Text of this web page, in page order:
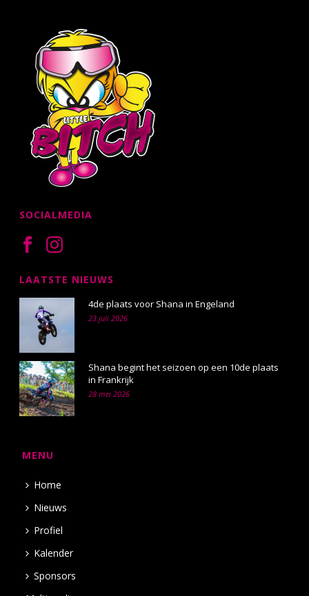
SOCIALMEDIA
LAATSTE NIEUWS
4de plaats voor Shana in Engeland
23 juli 2026
Shana begint het seizoen op een 10de plaats
in Frankrijk
28 mei 2026
MENU
Home
Nieuws
Profiel
Kalender
Sponsors